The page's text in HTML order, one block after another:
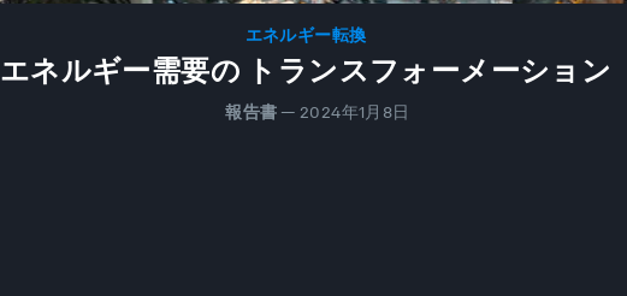
エネルギー転換
エネルギー需要の トランスフォーメーション
報告書 — 2024年1月8日